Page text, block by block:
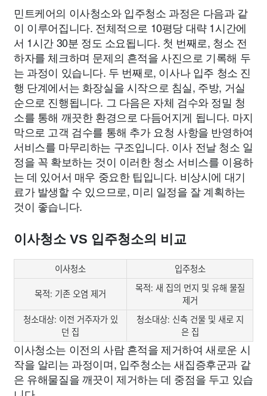
민트케어의 이사청소와 입주청소 과정은 다음과 같
이 이루어집니다. 전체적으로 10평당 대략 1시간에
서 1시간 30분 정도 소요됩니다. 첫 번째로, 청소 전
하자를 체크하며 문제의 흔적을 사진으로 기록해 두
는 과정이 있습니다. 두 번째로, 이사나 입주 청소 진
행 단계에서는 화장실을 시작으로 침실, 주방, 거실
순으로 진행됩니다. 그 다음은 자체 검수와 정밀 청
소를 통해 깨끗한 환경으로 다듬어지게 됩니다. 마지
막으로 고객 검수를 통해 추가 요청 사항을 반영하여
서비스를 마무리하는 구조입니다. 이사 전날 청소 일
정을 꼭 확보하는 것이 이러한 청소 서비스를 이용하
는 데 있어서 매우 중요한 팁입니다. 비상시에 대기
료가 발생할 수 있으므로, 미리 일정을 잘 계획하는
것이 좋습니다.
이사청소 VS 입주청소의 비교
이사청소 입주청소
목적: 기존 오염 제거
목적: 새 집의 먼지 및 유해 물질
제거
청소대상: 이전 거주자가 있
던 집
청소대상: 신축 건물 및 새로 지
은 집
이사청소는 이전의 사람 흔적을 제거하여 새로운 시
작을 알리는 과정이며, 입주청소는 새집증후군과 같
은 유해물질을 깨끗이 제거하는 데 중점을 두고 있습